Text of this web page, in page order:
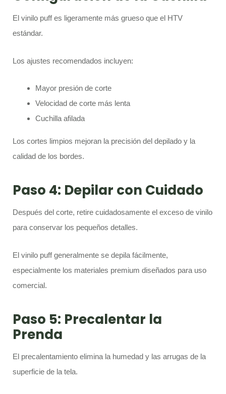
El vinilo puff es ligeramente más grueso que el HTV
estándar.
Los ajustes recomendados incluyen:
Mayor presión de corte
Velocidad de corte más lenta
Cuchilla afilada
Los cortes limpios mejoran la precisión del depilado y la
calidad de los bordes.
Paso 4: Depilar con Cuidado
Después del corte, retire cuidadosamente el exceso de vinilo
para conservar los pequeños detalles.
El vinilo puff generalmente se depila fácilmente,
especialmente los materiales premium diseñados para uso
comercial.
Paso 5: Precalentar la
Prenda
El precalentamiento elimina la humedad y las arrugas de la
superficie de la tela.